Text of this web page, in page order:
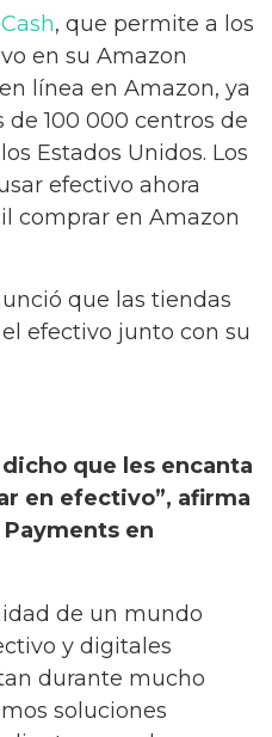
, que permite a los
en su Amazon
línea en Amazon, ya
100 000 centros de
Estados Unidos. Los
efectivo ahora
comprar en Amazon
que las tiendas
efectivo junto con su
que les encanta
en efectivo”, afirma
en
de un mundo
y digitales
durante mucho
soluciones